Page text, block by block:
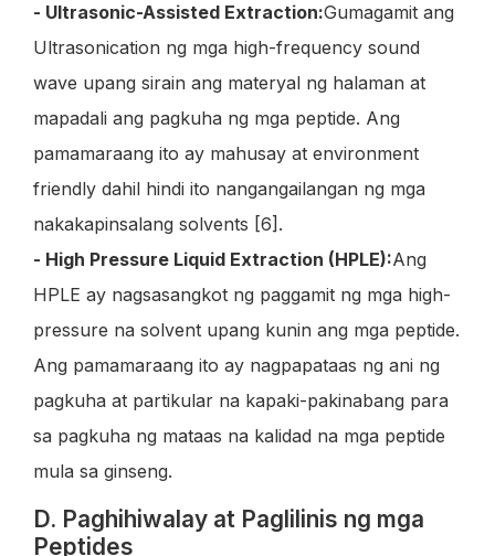
- Ultrasonic-Assisted Extraction:Gumagamit ang
Ultrasonication ng mga high-frequency sound
wave upang sirain ang materyal ng halaman at
mapadali ang pagkuha ng mga peptide. Ang
pamamaraang ito ay mahusay at environment
friendly dahil hindi ito nangangailangan ng mga
nakakapinsalang solvents [6].
- High Pressure Liquid Extraction (HPLE):Ang
HPLE ay nagsasangkot ng paggamit ng mga high-
pressure na solvent upang kunin ang mga peptide.
Ang pamamaraang ito ay nagpapataas ng ani ng
pagkuha at partikular na kapaki-pakinabang para
sa pagkuha ng mataas na kalidad na mga peptide
mula sa ginseng.
D. Paghihiwalay at Paglilinis ng mga
Peptides